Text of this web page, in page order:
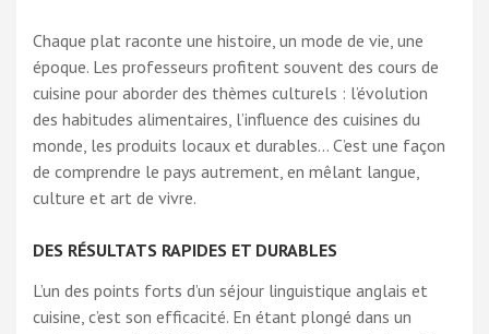
Chaque plat raconte une histoire, un mode de vie, une
époque. Les professeurs profitent souvent des cours de
cuisine pour aborder des thèmes culturels : l’évolution
des habitudes alimentaires, l’influence des cuisines du
monde, les produits locaux et durables… C’est une façon
de comprendre le pays autrement, en mêlant langue,
culture et art de vivre.
DES RÉSULTATS RAPIDES ET DURABLES
L’un des points forts d’un séjour linguistique anglais et
cuisine, c’est son efficacité. En étant plongé dans un